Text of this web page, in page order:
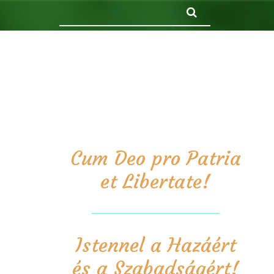
Cum Deo pro Patria
et Libertate!
Istennel a Hazáért
és a Szabadságért!